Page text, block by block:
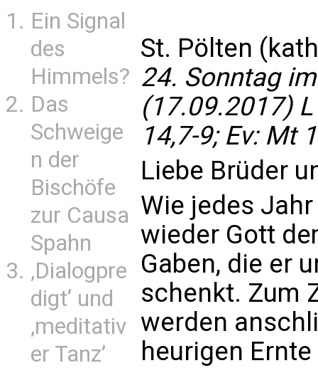
Ein Signal
des
Himmels?
Das
Schweige
n der
Bischöfe
zur Causa
Spahn
‚Dialogpre
digt‘ und
‚meditativ
er Tanz’
St. Pölten
24. Sonntag
(17.09.2017)
14,7-9; Ev: Mt
Liebe Brüder
Wie jedes
wieder Gott
Gaben, die er
schenkt. Zum
werden
heurigen